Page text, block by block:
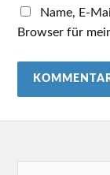
Name, E-
Browser für